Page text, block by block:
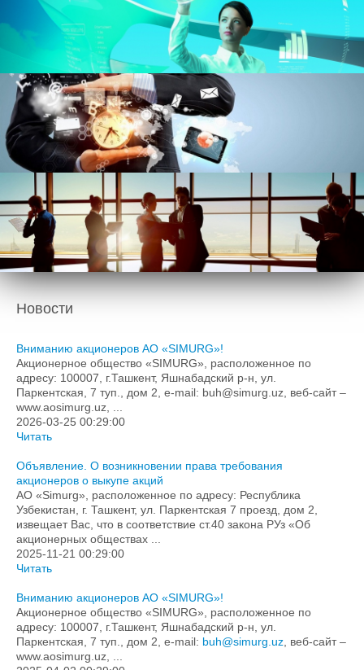
Проспект эмиссии
Существенные факты
Приобретение акций
Официально
Нормативно-правовая база
Сертификаты и лицензии
Устав
Утратившие силу акты
Архив
Инвестиционный портфель
Интерактивные услуги
Вопросы и ответы
Карта сайта
Подача обращений в гос.органы
Формы заявок
Контакты
Новости
Вниманию акционеров АО «SIMURG»!
Акционерное общество «SIMURG», расположенное по
адресу: 100007, г.Ташкент, Яшнабадский р-н, ул.
Паркентская, 7 туп., дом 2, e-mail: buh@simurg.uz, веб-сайт –
www.aosimurg.uz, ...
2026-03-25 00:29:00
Читать
Объявление. О возникновении права требования
акционеров о выкупе акций
АО «Simurg», расположенное по адресу: Республика
Узбекистан, г. Ташкент, ул. Паркентская 7 проезд, дом 2,
извещает Вас, что в соответствие ст.40 закона РУз «Об
акционерных обществах ...
2025-11-21 00:29:00
Читать
Вниманию акционеров АО «SIMURG»!
Акционерное общество «SIMURG», расположенное по
адресу: 100007, г.Ташкент, Яшнабадский р-н, ул.
Паркентская, 7 туп., дом 2, e-mail: buh@simurg.uz , веб-сайт –
www.aosimurg.uz, ...